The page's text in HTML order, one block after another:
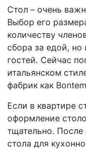
Стол – очень
Выбор его
количеству
сбора за едой,
гостей. Сейчас
итальянском
фабрик как
Если в квартире
оформление
тщательно. После
стола для